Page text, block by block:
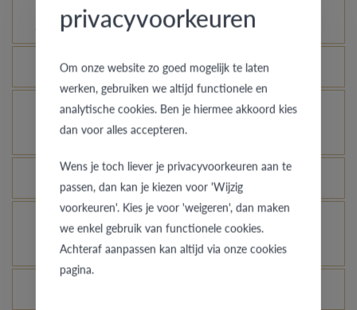
geldig?
Kan elke ring gegraveerd worden?
Hoe kan ik zien hoe de ring er uit ziet in een
andere kleur of breedte?
Wat betekent de VdB&VR kwaliteitsgarantie?
Hoe vermijd je dat het gerhodineerd wit goud
verandert in champagnekleur?
privacyvoorkeuren
Om onze website zo goed mogelijk te laten
werken, gebruiken we altijd functionele en
analytische cookies. Ben je hiermee akkoord kies
dan voor alles accepteren.
Wens je toch liever je privacyvoorkeuren aan te
passen, dan kan je kiezen voor 'Wijzig
voorkeuren'. Kies je voor 'weigeren', dan maken
we enkel gebruik van functionele cookies.
Achteraf aanpassen kan altijd via onze cookies
pagina.